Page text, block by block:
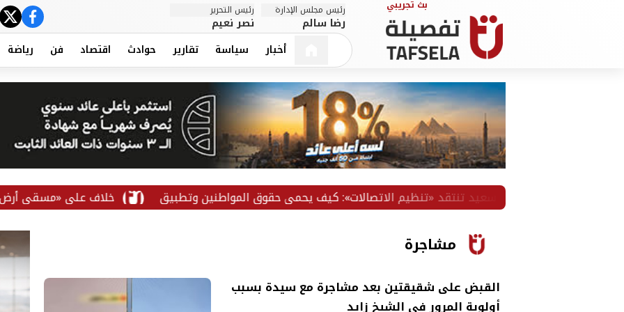
رئيس مجلس الإدارة
رضا سالم
رئيس التحرير
نصر نعيم
أخبار سياسة تقارير حوادث اقتصاد فن رياضة
خلاف على «مسقى أرض» ينتهي بالصلح
مشاجرة
القبض على شقيقتين بعد مشاجرة مع سيدة بسبب
أولوية المرور في الشيخ زايد